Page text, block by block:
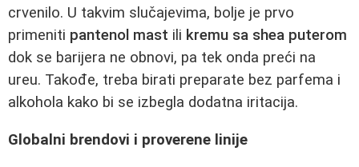
crvenilo. U takvim slučajevima, bolje je prvo
primeniti pantenol mast ili kremu sa shea puterom
dok se barijera ne obnovi, pa tek onda preći na
ureu. Takođe, treba birati preparate bez parfema i
alkohola kako bi se izbegla dodatna iritacija.
Globalni brendovi i proverene linije